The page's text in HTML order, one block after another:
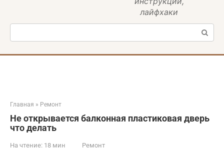
лайфхаки
Поиск:
Главная » Ремонт
Не открывается балконная пластиковая дверь
что делать
На чтение: 18 мин Ремонт